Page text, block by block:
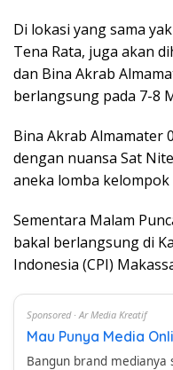
Di lokasi yang sama
Tena Rata, juga akan
dan Bina Akrab
berlangsung pada 7-8
Bina Akrab Almamater
dengan nuansa Sat
aneka lomba
Sementara Malam
bakal berlangsung di
Indonesia (CPI)
Sponsored · Ar Media Kreatif
Mau Punya Media
Bangun brand medianya